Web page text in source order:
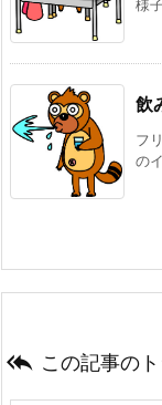
様
飲
フ
の
 この記事の